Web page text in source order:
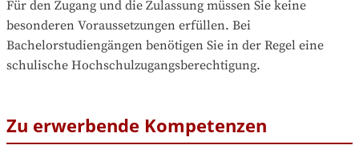
Für den Zugang und die Zulassung müssen Sie keine
besonderen Voraussetzungen erfüllen. Bei
Bachelorstudiengängen benötigen Sie in der Regel eine
schulische Hochschulzugangsberechtigung.
Zu erwerbende Kompetenzen